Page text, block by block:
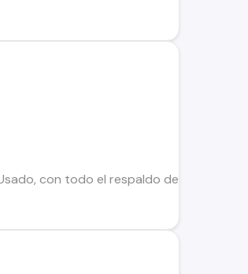
Usado, con todo el respaldo de